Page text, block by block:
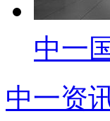
中一
中一资